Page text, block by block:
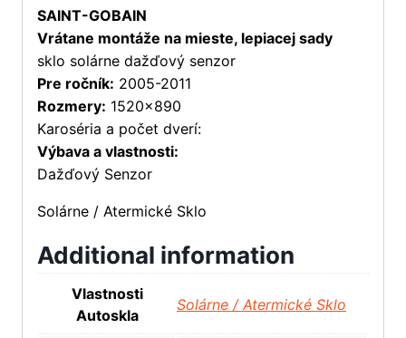
SAINT-GOBAIN
Vrátane montáže na mieste, lepiacej sady
sklo solárne dažďový senzor
Pre ročník: 2005-2011
Rozmery: 1520×890
Karoséria a počet dverí:
Výbava a vlastnosti:
Dažďový Senzor
Solárne / Atermické Sklo
Additional information
Vlastnosti
Autoskla
Solárne / Atermické Sklo